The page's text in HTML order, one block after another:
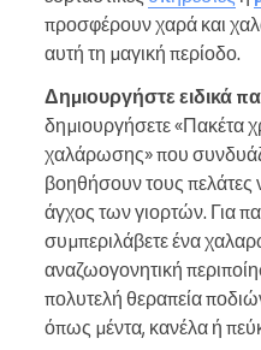
προσφέρουν χαρά και
αυτή τη μαγική περίοδο.
Δημιουργήστε ειδικά
δημιουργήσετε «Πακέτα
χαλάρωσης» που
βοηθήσουν τους πελάτες
άγχος των γιορτών. Για
συμπεριλάβετε ένα
αναζωογονητική
πολυτελή θεραπεία
όπως μέντα, κανέλα ή